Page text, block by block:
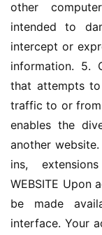
分
享
案
例
拆
解
操
盘
C
l
other
intended to
intercept or
information. 5.
that attempts
traffic to or
enables the
another
ins,
WEBSITE Upon
be made
interface. Your